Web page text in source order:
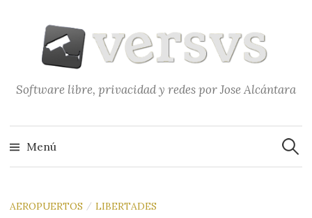
contenido
Software libre, privacidad y redes por Jose Alcántara
Menú
AEROPUERTOS / LIBERTADES